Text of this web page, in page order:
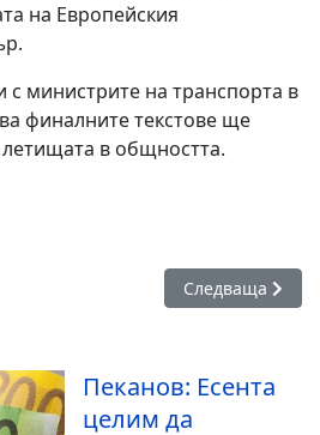
на Европейския
с министрите на транспорта в
финалните текстове ще
в общността.
палата откри нарушения
Следваща
Следваща
Пеканов: Есента
целим да